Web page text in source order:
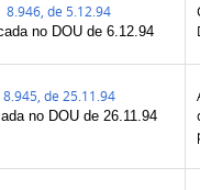
8.946, de 5.12.94
no DOU de 6.12.94
8.945, de 25.11.94
no DOU de 26.11.94